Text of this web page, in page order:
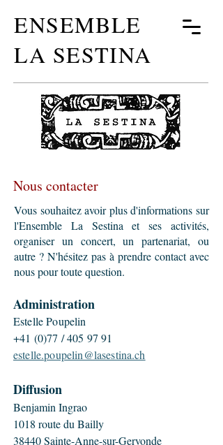
ENSEMBLE
LA SESTINA
Nous contacter
Vous souhaitez avoir plus d'informations sur
l'Ensemble La Sestina et ses activités,
organiser un concert, un partenariat, ou
autre ? N'hésitez pas à prendre contact avec
nous pour toute question.
Administration
Estelle Poupelin
+41 (0)77 /405 97 91
estelle.poupelin@lasestina.ch
Diffusion
Benjamin Ingrao
1018 route du Bailly
38440 Sainte-Anne-sur-Gervonde